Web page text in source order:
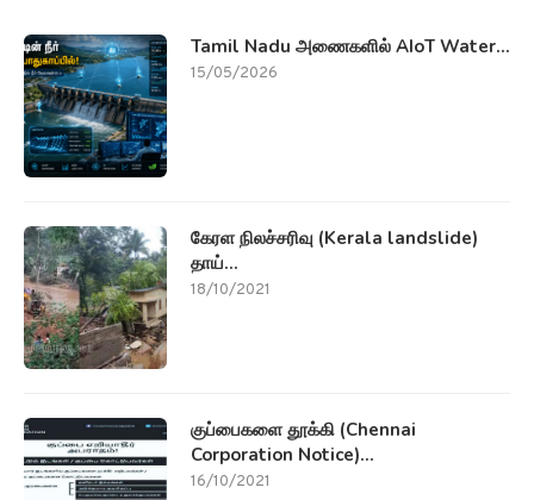
Tamil Nadu அணைகளில் AIoT Water...
15/05/2026
கேரள நிலச்சரிவு (Kerala landslide)
தாய்...
18/10/2021
குப்பைகளை தூக்கி (Chennai
Corporation Notice)...
16/10/2021